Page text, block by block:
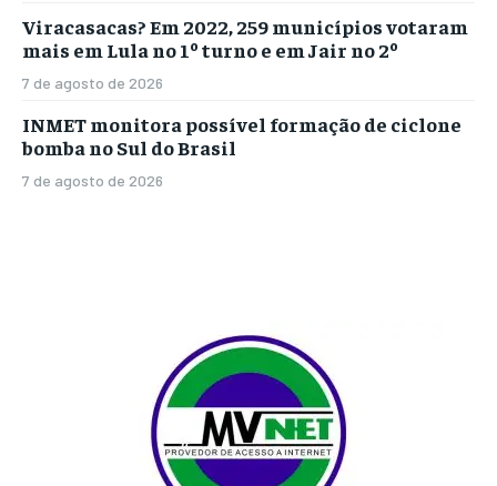
Viracasacas? Em 2022, 259 municípios votaram
mais em Lula no 1º turno e em Jair no 2º
7 de agosto de 2026
INMET monitora possível formação de ciclone
bomba no Sul do Brasil
7 de agosto de 2026